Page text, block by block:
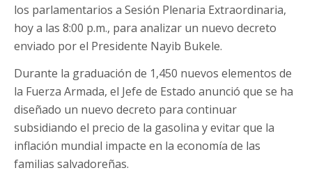
los parlamentarios a Sesión Plenaria Extraordinaria,
hoy a las 8:00 p.m., para analizar un nuevo decreto
enviado por el Presidente Nayib Bukele.
Durante la graduación de 1,450 nuevos elementos de
la Fuerza Armada, el Jefe de Estado anunció que se ha
diseñado un nuevo decreto para continuar
subsidiando el precio de la gasolina y evitar que la
inflación mundial impacte en la economía de las
familias salvadoreñas.